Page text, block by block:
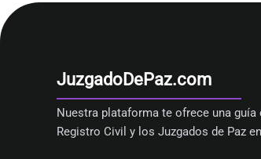
JuzgadoDePaz.com
Nuestra plataforma te ofrece una
Registro Civil y los Juzgados de Paz